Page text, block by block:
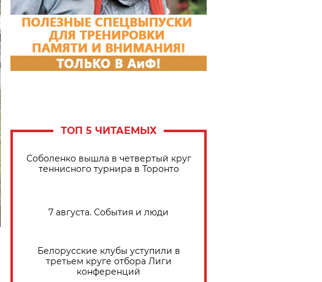
ТОП 5 ЧИТАЕМЫХ
Соболенко вышла в четвертый круг
теннисного турнира в Торонто
7 августа. События и люди
Белорусские клубы уступили в
третьем круге отбора Лиги
конференций